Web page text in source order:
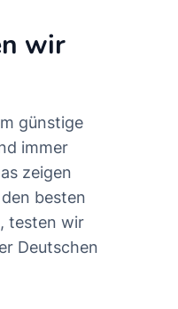
wir
günstige
immer
zeigen
besten
testen wir
Deutschen